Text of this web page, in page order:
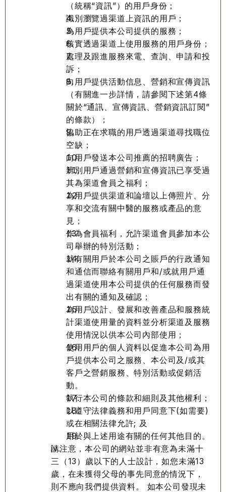
（統稱“資訊”）的用戶身份；
識別瀏覽過渠道上資訊的用戶；
為用戶提供本公司提供的服務；
核實透過渠道上使用服務的用戶身份；
處理及跟進服務來電、查詢、申請和投
訴；
向用戶提供活動信息、營銷和宣傳資訊
（有關進一步詳情，請參閱下述第4條
關於“通訊、宣傳資訊、營銷資訊訂閱”
的條款）；
協助正在求職的用戶透過渠道尋找職位
空缺；
向用戶發送本公司推薦的招聘廣告；
辨別用戶通過營銷和宣傳資訊已享受過
其為渠道會員之福利；
為用戶提供渠道和論壇以上傳照片、分
享和交流有關中醫的服務或產品的意
見；
作為會員福利，允許渠道會員參加本公
司舉辦的特別活動；
就有關用戶於本公司之賬戶的行政通知
和通信而聯絡有關用戶和/或就用戶通
過渠道使用本公司提供的任何服務而發
出有關的通知及確認；
為用戶設計、發展和改善產品和服務統
計渠道使用量的資料並分析渠道及服務
使用情況以供本公司內部使用；
使用用戶的個人資料以促進本公司為用
戶提供本公司之服務、本公司及/或其
客戶之營銷服務、特別活動或促銷活
動。
執行本公司的條款和細則及其他權利；
以遵守法律義務和用戶同意下(如需要)
或在相關法律允許; 及
用於與上述用途有關的任何其他目的。
請注意，本公司的網站並非有意為未滿十
三（13）歲以下的人士設計，如您未滿13
歲，在未獲得父母的事先同意的情況下，
則不應向我們提供資料。 如本公司發現未